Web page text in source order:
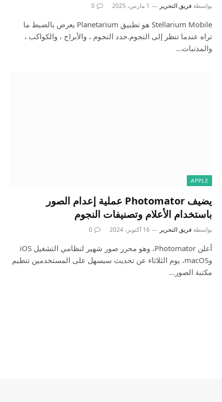
بواسطة فريق التحرير 1 مارس، 2025 0
Stellarium Mobile هو تطبيق Planetarium يعرض بالضبط ما
تراه عندما تنظر إلى النجوم.حدد النجوم ، والأبراج ، والكواكب ،
والمذنبات…
APPLE
يضيف Photomator عملية إعدام الصور
باستخدام الأعلام وتصنيفات النجوم
بواسطة فريق التحرير 16 أكتوبر، 2024 0
أعلن Photomator، وهو محرر صور شهير لنظامي التشغيل iOS
وmacOS، يوم الثلاثاء عن تحديث سيسهل على المستخدمين تنظيم
مكتبة الصور…